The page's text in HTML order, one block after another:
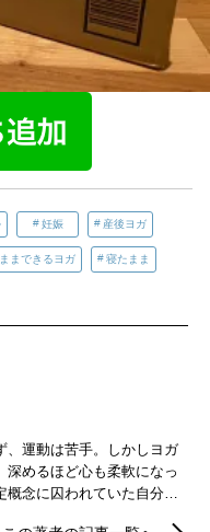
妊娠 産後ヨガ
まできるヨガ 寝たまま
、運動は苦手。しかしヨガ
深めるほど心も柔軟になっ
念に囚われていた自分と